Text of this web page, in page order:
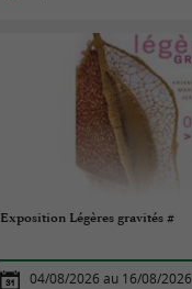
Exposition Légères gravités #
04/08/2026 au 16/08/2026